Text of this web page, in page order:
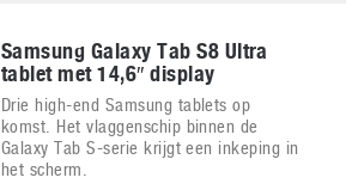
Samsung Galaxy Tab S8 Ultra
tablet met 14,6″ display
Drie high-end Samsung tablets op
komst. Het vlaggenschip binnen de
Galaxy Tab S-serie krijgt een inkeping in
het scherm.